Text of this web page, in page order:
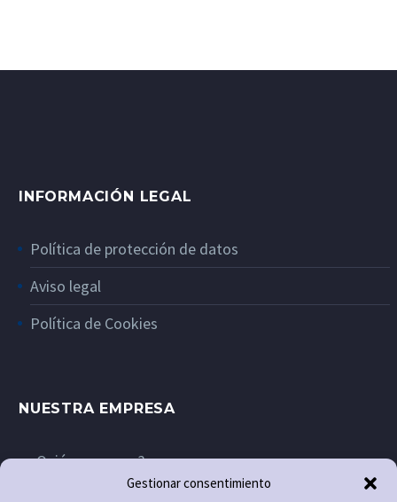
Gestionar consentimiento
INFORMACIÓN LEGAL
Política de protección de datos
Aviso legal
Política de Cookies
NUESTRA EMPRESA
¿Quiénes somos?